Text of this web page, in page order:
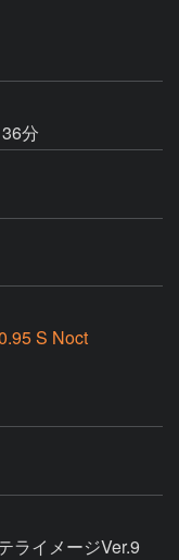
分
S Noct
ライメージVer.9